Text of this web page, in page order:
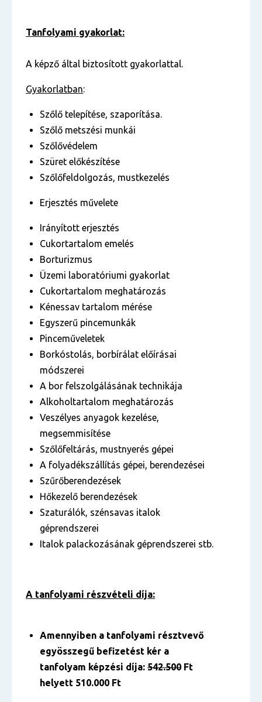
Tanfolyami gyakorlat:
A képző által biztosított gyakorlattal.
Gyakorlatban:
Szőlő telepítése, szaporítása.
Szőlő metszési munkái
Szőlővédelem
Szüret előkészítése
Szőlőfeldolgozás, mustkezelés
Erjesztés művelete
Irányított erjesztés
Cukortartalom emelés
Borturizmus
Üzemi laboratóriumi gyakorlat
Cukortartalom meghatározás
Kénessav tartalom mérése
Egyszerű pincemunkák
Pinceműveletek
Borkóstolás, borbírálat előírásai
módszerei
A bor felszolgálásának technikája
Alkoholtartalom meghatározás
Veszélyes anyagok kezelése,
megsemmisítése
Szőlőfeltárás, mustnyerés gépei
A folyadékszállítás gépei, berendezései
Szűrőberendezések
Hőkezelő berendezések
Szaturálók, szénsavas italok
géprendszerei
Italok palackozásának géprendszerei stb.
A tanfolyami részvételi díja:
Amennyiben a tanfolyami résztvevő
egyösszegű befizetést kér a
tanfolyam képzési díja: 542.500 Ft
helyett 510.000 Ft